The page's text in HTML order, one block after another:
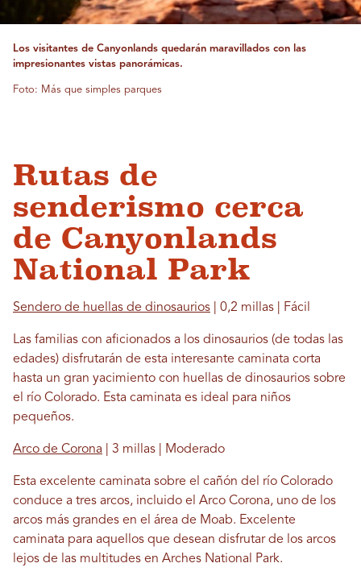
Los visitantes de Canyonlands quedarán maravillados con las
impresionantes vistas panorámicas.
Foto: Más que simples parques
Rutas de
senderismo cerca
de Canyonlands
National Park
Sendero de huellas de dinosaurios | 0,2 millas | Fácil
Las familias con aficionados a los dinosaurios (de todas las
edades) disfrutarán de esta interesante caminata corta
hasta un gran yacimiento con huellas de dinosaurios sobre
el río Colorado. Esta caminata es ideal para niños
pequeños.
Arco de Corona | 3 millas | Moderado
Esta excelente caminata sobre el cañón del río Colorado
conduce a tres arcos, incluido el Arco Corona, uno de los
arcos más grandes en el área de Moab. Excelente
caminata para aquellos que desean disfrutar de los arcos
lejos de las multitudes en Arches National Park.